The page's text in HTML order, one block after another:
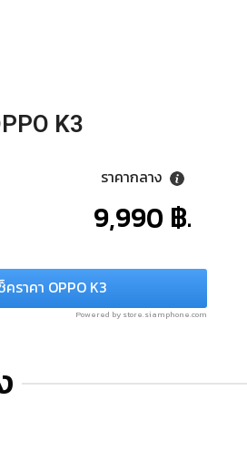
K3
ราคากลาง
9,990 ฿.
คราคา OPPO K3
Powered by store.siamphone.com